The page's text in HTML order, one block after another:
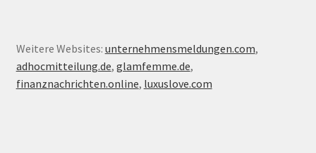
Weitere Websites: unternehmensmeldungen.com,
adhocmitteilung.de, glamfemme.de,
finanznachrichten.online, luxuslove.com